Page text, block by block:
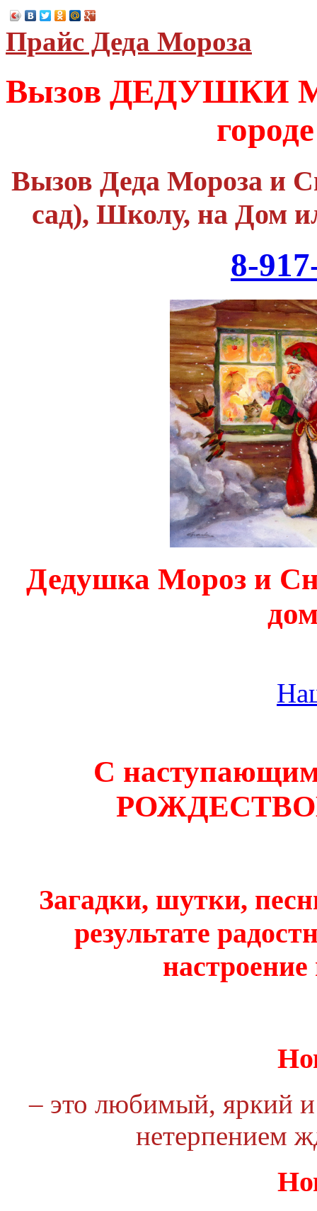
Прайс Деда Мороза
Вызов ДЕДУШКИ
Вызов Деда Мороза и
сад), Школу, на Дом
8-
Дедушка Мороз и
С
Загадки, шутки,
результате
– это любимый, яркий и
нетерпением